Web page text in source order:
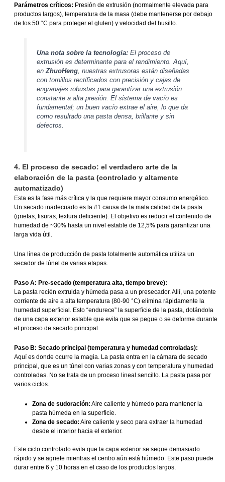
Parámetros críticos: Presión de extrusión (normalmente elevada para
productos largos), temperatura de la masa (debe mantenerse por debajo
de los 50 °C para proteger el gluten) y velocidad del husillo.
Una nota sobre la tecnología:El proceso de
extrusión es determinante para el rendimiento. Aquí,
en ZhuoHeng, nuestras extrusoras están diseñadas
con tornillos rectificados con precisión y cajas de
engranajes robustas para garantizar una extrusión
constante a alta presión. El sistema de vacío es
fundamental; un buen vacío extrae el aire, lo que da
como resultado una pasta densa, brillante y sin
defectos.
4. El proceso de secado: el verdadero arte de la
elaboración de la pasta (controlado y altamente
automatizado)
Esta es la fase más crítica y la que requiere mayor consumo energético.
Un secado inadecuado es la #1 causa de la mala calidad de la pasta
(grietas, fisuras, textura deficiente). El objetivo es reducir el contenido de
humedad de ~30% hasta un nivel estable de 12,5% para garantizar una
larga vida útil.
Una línea de producción de pasta totalmente automática utiliza un
secador de túnel de varias etapas.
Paso A: Pre-secado (temperatura alta, tiempo breve):
La pasta recién extruida y húmeda pasa a un presecador. Allí, una potente
corriente de aire a alta temperatura (80-90 °C) elimina rápidamente la
humedad superficial. Esto “endurece” la superficie de la pasta, dotándola
de una capa exterior estable que evita que se pegue o se deforme durante
el proceso de secado principal.
Paso B: Secado principal (temperatura y humedad controladas):
Aquí es donde ocurre la magia. La pasta entra en la cámara de secado
principal, que es un túnel con varias zonas y con temperatura y humedad
controladas. No se trata de un proceso lineal sencillo. La pasta pasa por
varios ciclos.
Zona de sudoración: Aire caliente y húmedo para mantener la
pasta húmeda en la superficie.
Zona de secado: Aire caliente y seco para extraer la humedad
desde el interior hacia el exterior.
Este ciclo controlado evita que la capa exterior se seque demasiado
rápido y se agriete mientras el centro aún está húmedo. Este paso puede
durar entre 6 y 10 horas en el caso de los productos largos.